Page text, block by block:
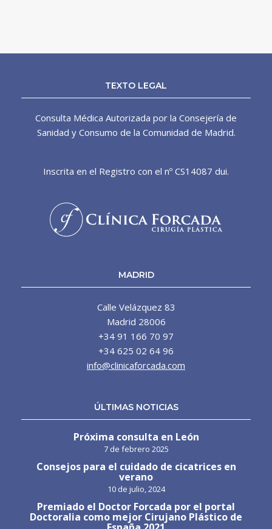
TEXTO LEGAL
Consulta Médica Autorizada por la Consejería de
Sanidad y Consumo de la Comunidad de Madrid.
Inscrita en el Registro con el nº CS14087 dui.
MADRID
Calle Velázquez 83
Madrid 28006
+34 91 166 70 97
+34 625 02 64 96
info@clinicaforcada.com
ÚLTIMAS NOTICIAS
Próxima consulta en León
7 de febrero 2025
Consejos para el cuidado de cicatrices en
verano
10 de julio, 2024
Premiado el Doctor Forcada por el portal
Doctoralia como mejor Cirujano Plástico de